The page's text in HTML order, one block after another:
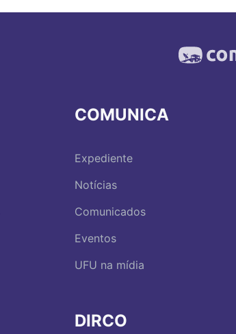
COMUNICA
Expediente
Notícias
Comunicados
Eventos
UFU na mídia
DIRCO